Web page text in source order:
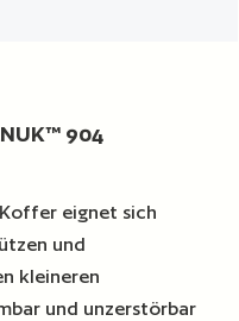
904
eignet sich
und
kleineren
und unzerstörbar